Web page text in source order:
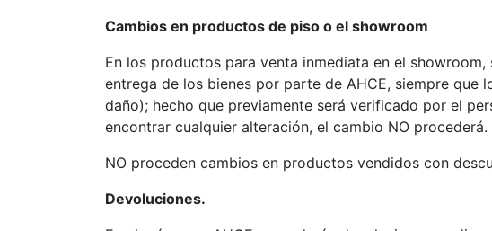
Cambios en productos de piso o el showroom
En los productos para venta inmediata en el
entrega de los bienes por parte de AHCE, siempre que
daño); hecho que previamente será verificado por el
encontrar cualquier alteración, el cambio NO procederá.
NO proceden cambios en productos vendidos con
Devoluciones.